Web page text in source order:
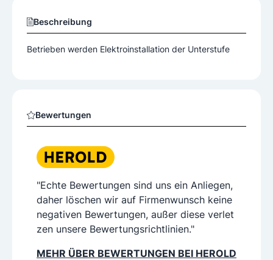
Beschreibung
Betrieben werden Elektroinstallation der Unterstufe
Bewertungen
"Echte Bewertungen sind uns ein Anliegen,
daher löschen wir auf Firmenwunsch keine
negativen Bewertungen, außer diese verlet
zen unsere Bewertungsrichtlinien."
MEHR ÜBER BEWERTUNGEN BEI HEROLD